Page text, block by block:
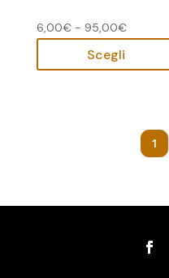
6,00€ - 95,00€Fascia
prezzo:
95,00€
Scegli
1